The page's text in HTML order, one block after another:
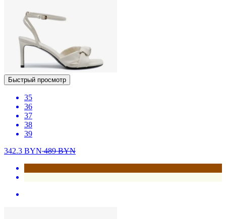
Быстрый просмотр
35
36
37
38
39
342.3 BYN489BYN